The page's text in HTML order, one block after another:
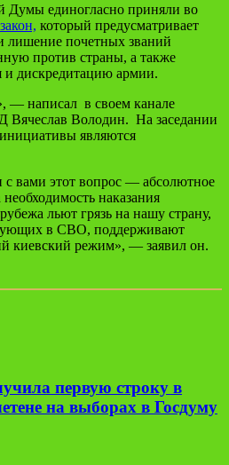
Думы единогласно приняли во
закон, который предусматривает
лишение почетных званий
против страны, а также
и дискредитацию армии.
— написал в своем канале
Вячеслав Володин. На заседании
являются
с вами этот вопрос — абсолютное
наказания
льют грязь на нашу страну,
в СВО, поддерживают
киевский режим», — заявил он.
первую строку в
на выборах в Госдуму